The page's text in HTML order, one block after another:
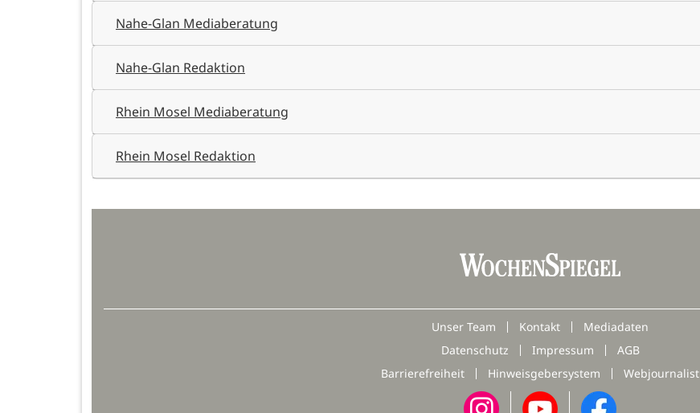
Nahe-Glan Mediaberatung
Nahe-Glan Redaktion
Rhein Mosel Mediaberatung
Rhein Mosel Redaktion
Unser Team Kontakt
Mediadaten
Datenschutz
Impressum
AGB
Barrierefreiheit
Hinweisgebersystem Webjournalist